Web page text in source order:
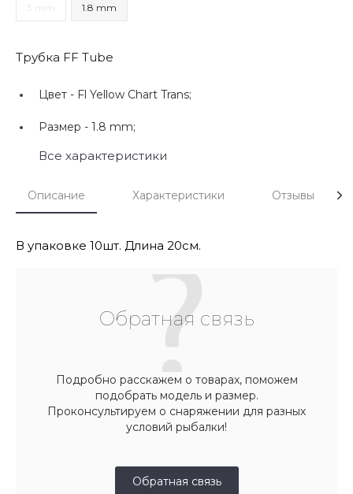
1.8 mm
Трубка FF Tube
Цвет - Fl Yellow Chart Trans;
Размер - 1.8 mm;
Все характеристики
Описание Характеристики Отзывы
В упаковке 10шт. Длина 20см.
Обратная связь
Подробно расскажем о товарах, поможем
подобрать модель и размер.
Проконсультируем о снаряжении для разных
условий рыбалки!
Обратная связь